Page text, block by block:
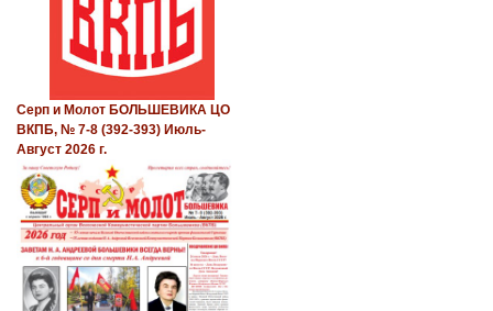
Серп и Молот БОЛЬШЕВИКА ЦО
ВКПБ, № 7-8 (392-393) Июль-
Август 2026 г.